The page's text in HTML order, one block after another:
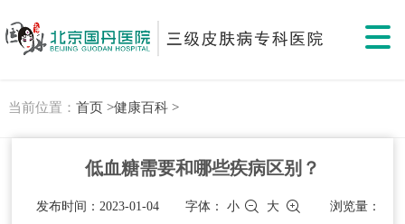
当前位置： 首页 >健康百科 >
低血糖需要和哪些疾病区别？
发布时间：2023-01-04 字体：小 大 浏览量：